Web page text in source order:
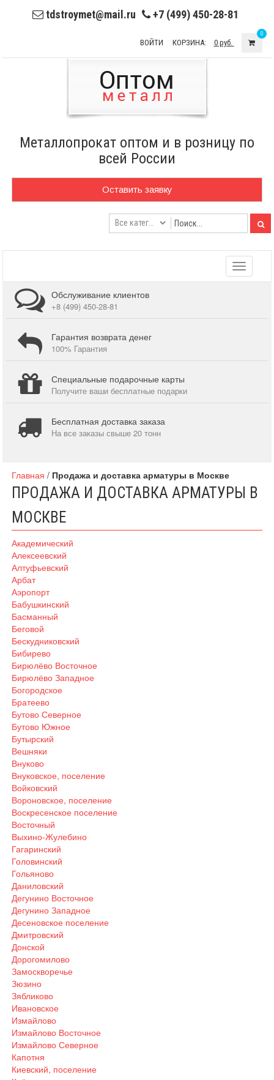
tdstroymet@mail.ru +7 (499) 450-28-81
ВОЙТИ КОРЗИНА: 0 руб.
0
Металлопрокат оптом и в розницу по
всей России
Оставить заявку
Toggle
Обслуживание клиентов
+8 (499) 450-28-81
Гарантия возврата денег
100% Гарантия
Специальные подарочные карты
Получите ваши бесплатные подарки
Бесплатная доставка заказа
На все заказы свыше 20 тонн
Главная / Продажа и доставка арматуры в Москве
ПРОДАЖА И ДОСТАВКА АРМАТУРЫ В
МОСКВЕ
Академический
Алексеевский
Алтуфьевский
Арбат
Аэропорт
Бабушкинский
Басманный
Беговой
Бескудниковский
Бибирево
Бирюлёво Восточное
Бирюлёво Западное
Богородское
Братеево
Бутово Северное
Бутово Южное
Бутырский
Вешняки
Внуково
Внуковское, поселение
Войковский
Вороновское, поселение
Воскресенское поселение
Восточный
Выхино-Жулебино
Гагаринский
Головинский
Гольяново
Даниловский
Дегунино Восточное
Дегунино Западное
Десеновское поселение
Дмитровский
Донской
Дорогомилово
Замоскворечье
Зюзино
Зябликово
Ивановское
Измайлово
Измайлово Восточное
Измайлово Северное
Капотня
Киевский, поселение